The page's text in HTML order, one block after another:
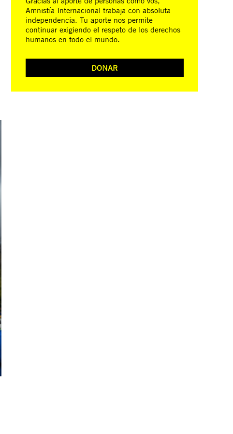
Amnistía Internacional trabaja con absoluta
independencia. Tu aporte nos permite
continuar exigiendo el respeto de los derechos
humanos en todo el mundo.
DONAR